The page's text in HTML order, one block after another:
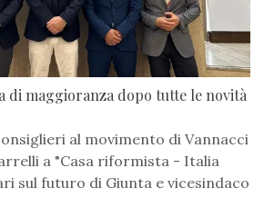
di maggioranza dopo tutte le novità
al movimento di Vannacci
a "Casa riformista - Italia
sul futuro di Giunta e vicesindaco